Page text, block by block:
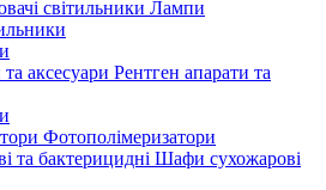
Лампи
Рентген апарати та
Фотополімеризатори
Шафи сухожарові